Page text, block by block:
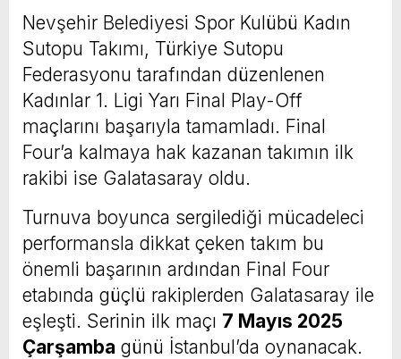
Nevşehir Belediyesi Spor Kulübü Kadın
Sutopu Takımı, Türkiye Sutopu
Federasyonu tarafından düzenlenen
Kadınlar 1. Ligi Yarı Final Play-Off
maçlarını başarıyla tamamladı. Final
Four’a kalmaya hak kazanan takımın ilk
rakibi ise Galatasaray oldu.
Turnuva boyunca sergilediği mücadeleci
performansla dikkat çeken takım bu
önemli başarının ardından Final Four
etabında güçlü rakiplerden Galatasaray ile
eşleşti. Serinin ilk maçı 7 Mayıs 2025
Çarşamba günü İstanbul’da oynanacak.